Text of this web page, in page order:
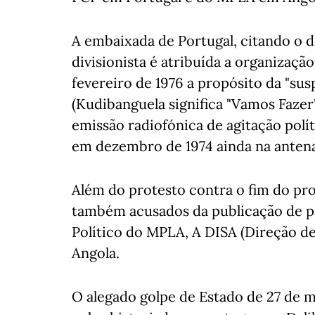
A embaixada de Portugal, citando o
divisionista é atribuída a
fevereiro de 1976 a propósito da
(Kudibanguela significa "Vamos
emissão radiofónica de agitação
em dezembro de 1974 ainda na
Além do protesto contra o fim do
também acusados da publicação de
Político do MPLA, A DISA (Direção
Angola.
O alegado golpe de Estado de 27 de